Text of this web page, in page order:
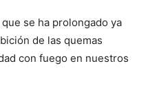
se ha prolongado ya
de las quemas
con fuego en nuestros